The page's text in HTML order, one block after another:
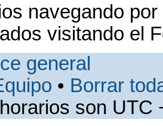
navegando
visitando el
general
• Borrar
son UTC